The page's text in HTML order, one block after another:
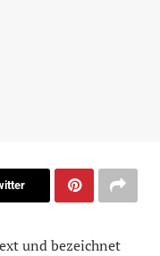
und bezeichnet